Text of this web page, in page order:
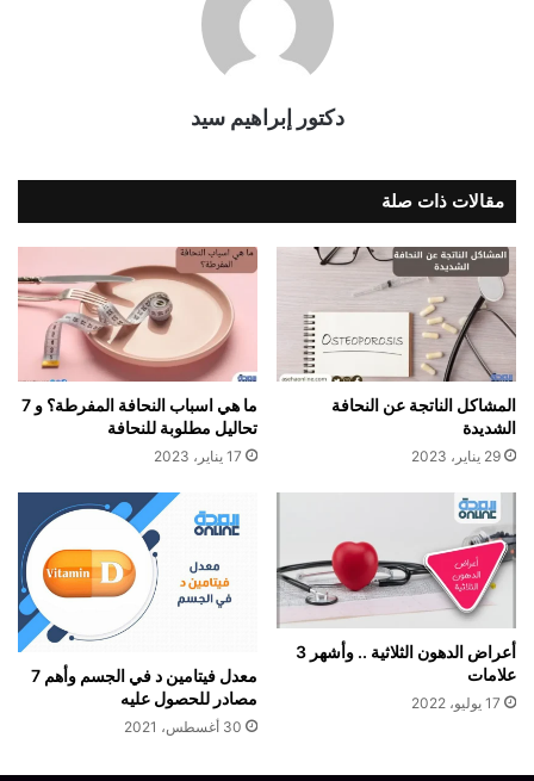
دكتور إبراهيم سيد
مقالات ذات صلة
المشاكل الناتجة عن النحافة
الشديدة
29 يناير، 2023
ما هي اسباب النحافة المفرطة؟ و 7
تحاليل مطلوبة للنحافة
17 يناير، 2023
أعراض الدهون الثلاثية .. وأشهر 3
علامات
17 يوليو، 2022
معدل فيتامين د في الجسم وأهم 7
مصادر للحصول عليه
30 أغسطس، 2021